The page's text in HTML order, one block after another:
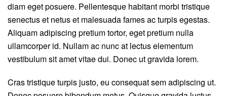
diam eget posuere. Pellentesque habitant morbi tristique
senectus et netus et malesuada fames ac turpis egestas.
Aliquam adipiscing pretium tortor, eget pretium nulla
ullamcorper id. Nullam ac nunc at lectus elementum
vestibulum sit amet vitae dui. Donec ut gravida lorem.
Cras tristique turpis justo, eu consequat sem adipiscing ut.